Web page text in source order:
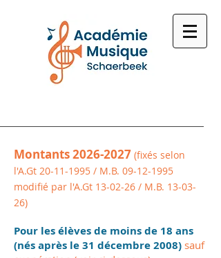
Montants2026-2027 (fixés selon
l'A.Gt 20-11-1995 / M.B. 09-12-1995
modifié par l'A.Gt 13-02-26 / M.B. 13-03-
26)
Pour les élèves de moins de 18 ans
(nés après le 31 décembre 2008) sauf